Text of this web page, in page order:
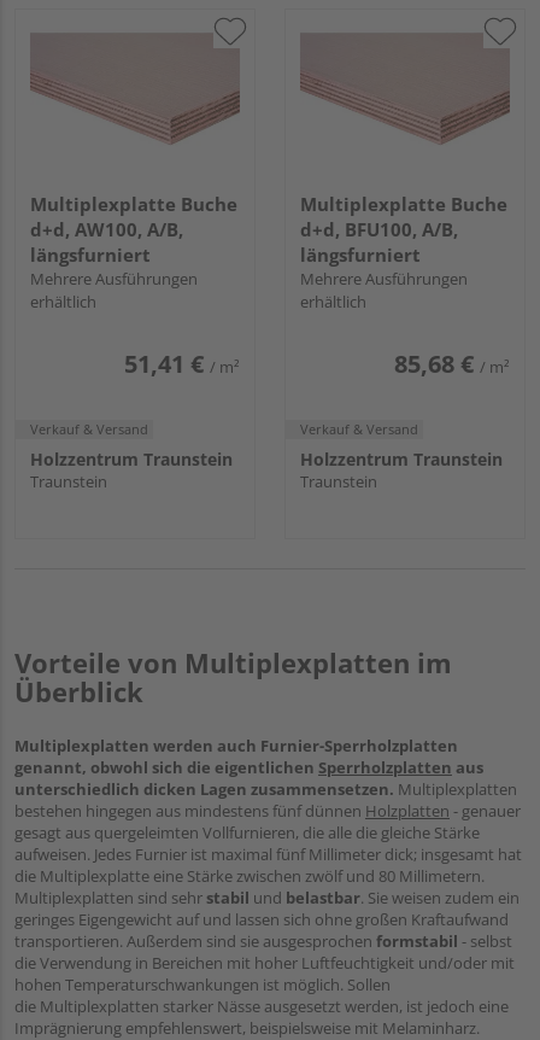
Multiplexplatte Buche
d+d, AW100, A/B,
längsfurniert
Mehrere Ausführungen
erhältlich
51,41 € / m²
Verkauf & Versand
Holzzentrum Traunstein
Traunstein
Multiplexplatte Buche
d+d, BFU100, A/B,
längsfurniert
Mehrere Ausführungen
erhältlich
85,68 € / m²
Verkauf & Versand
Holzzentrum Traunstein
Traunstein
Vorteile von Multiplexplatten im
Überblick
Multiplexplatten werden auch Furnier-Sperrholzplatten
genannt, obwohl sich die eigentlichen Sperrholzplatten aus
unterschiedlich dicken Lagen zusammensetzen. Multiplexplatten
bestehen hingegen aus mindestens fünf dünnen Holzplatten - genauer
gesagt aus quergeleimten Vollfurnieren, die alle die gleiche Stärke
aufweisen. Jedes Furnier ist maximal fünf Millimeter dick; insgesamt hat
die Multiplexplatte eine Stärke zwischen zwölf und 80 Millimetern.
Multiplexplatten sind sehr stabil und belastbar. Sie weisen zudem ein
geringes Eigengewicht auf und lassen sich ohne großen Kraftaufwand
transportieren. Außerdem sind sie ausgesprochen formstabil - selbst
die Verwendung in Bereichen mit hoher Luftfeuchtigkeit und/oder mit
hohen Temperaturschwankungen ist möglich. Sollen
die Multiplexplatten starker Nässe ausgesetzt werden, ist jedoch eine
Imprägnierung empfehlenswert, beispielsweise mit Melaminharz.